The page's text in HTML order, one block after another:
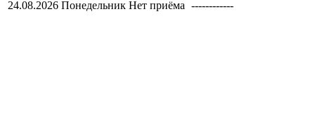
24.08.2026 Понедельник Нет приёма ------------